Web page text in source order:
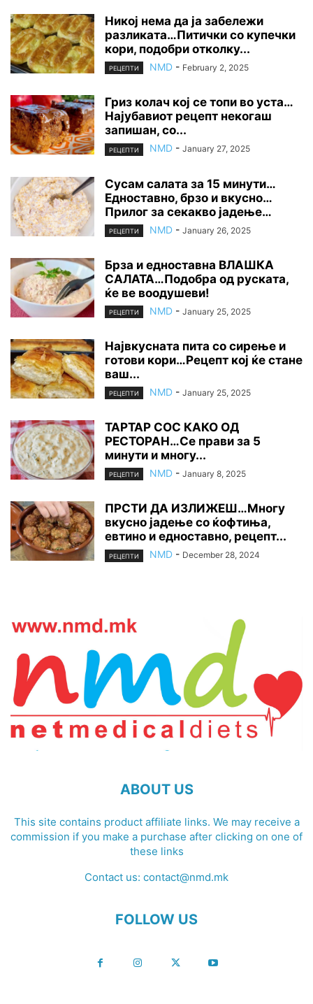
Никој нема да ја забележи
разликата…Питички со купечки
кори, подобри отколку...
РЕЦЕПТИ NMD - February 2, 2025
Гриз колач кој се топи во уста…
Најубавиот рецепт некогаш
запишан, со...
РЕЦЕПТИ NMD - January 27, 2025
Сусам салата за 15 минути…
Едноставно, брзо и вкусно…
Прилог за секакво јадење…
РЕЦЕПТИ NMD - January 26, 2025
Брза и едноставна ВЛАШКА
САЛАТА…Подобра од руската,
ќе ве воодушеви!
РЕЦЕПТИ NMD - January 25, 2025
Највкусната пита со сирење и
готови кори…Рецепт кој ќе стане
ваш...
РЕЦЕПТИ NMD - January 25, 2025
ТАРТАР СОС КАКО ОД
РЕСТОРАН…Се прави за 5
минути и многу...
РЕЦЕПТИ NMD - January 8, 2025
ПРСТИ ДА ИЗЛИЖЕШ…Многу
вкусно јадење со ќофтиња,
евтино и едноставно, рецепт...
РЕЦЕПТИ NMD - December 28, 2024
ABOUT US
This site contains product affiliate links. We may receive a
commission if you make a purchase after clicking on one of
these links
Contact us: contact@nmd.mk
FOLLOW US